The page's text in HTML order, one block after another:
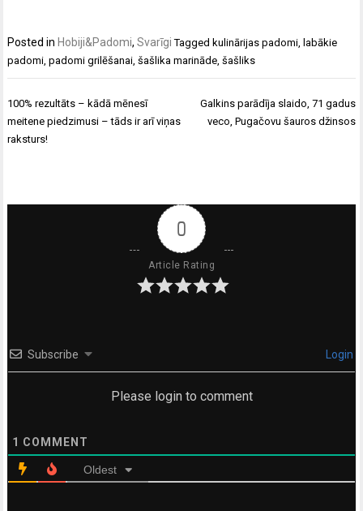
Posted in Hobiji&Padomi,Svarīgi Tagged kulinārijas padomi, labākie
padomi,padomi grilēšanai,šašlika marināde,šašliks
Ziņu
izvēlne
100% rezultāts – kādā mēnesī
meitene piedzimusi – tāds ir arī viņas
raksturs!
Galkins parādīja slaido, 71 gadus
veco, Pugačovu šauros džinsos
0
Article Rating
Subscribe Login
Please login to comment
1 COMMENT
Oldest